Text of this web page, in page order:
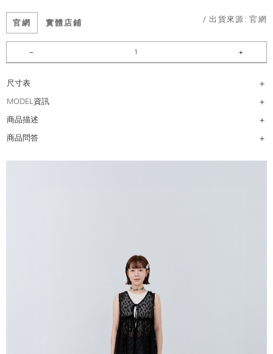
官網 實體店鋪 / 出貨來源:官網
尺寸表
MODEL資訊
商品描述
商品問答